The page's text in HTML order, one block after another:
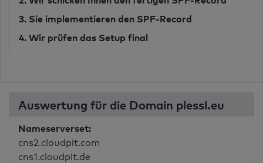
3. Sie implementieren den SPF-Record
4. Wir prüfen das Setup final
Auswertung für die Domain plessl.eu
Nameserverset:
cns2.cloudpit.com
cns1.cloudpit.de